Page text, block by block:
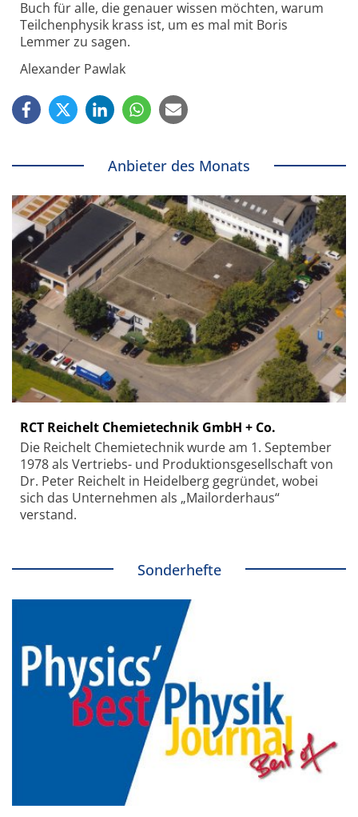
Buch für alle, die genauer wissen möchten, warum
Teilchenphysik krass ist, um es mal mit Boris
Lemmer zu sagen.
Alexander Pawlak
Anbieter des Monats
RCT Reichelt Chemietechnik GmbH + Co.
Die Reichelt Chemietechnik wurde am 1. September
1978 als Vertriebs- und Produktionsgesellschaft von
Dr. Peter Reichelt in Heidelberg gegründet, wobei
sich das Unternehmen als „Mailorderhaus“
verstand.
Sonderhefte